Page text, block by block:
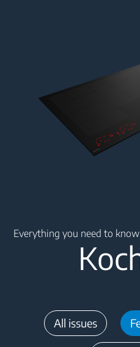
Everything you need to
All issues